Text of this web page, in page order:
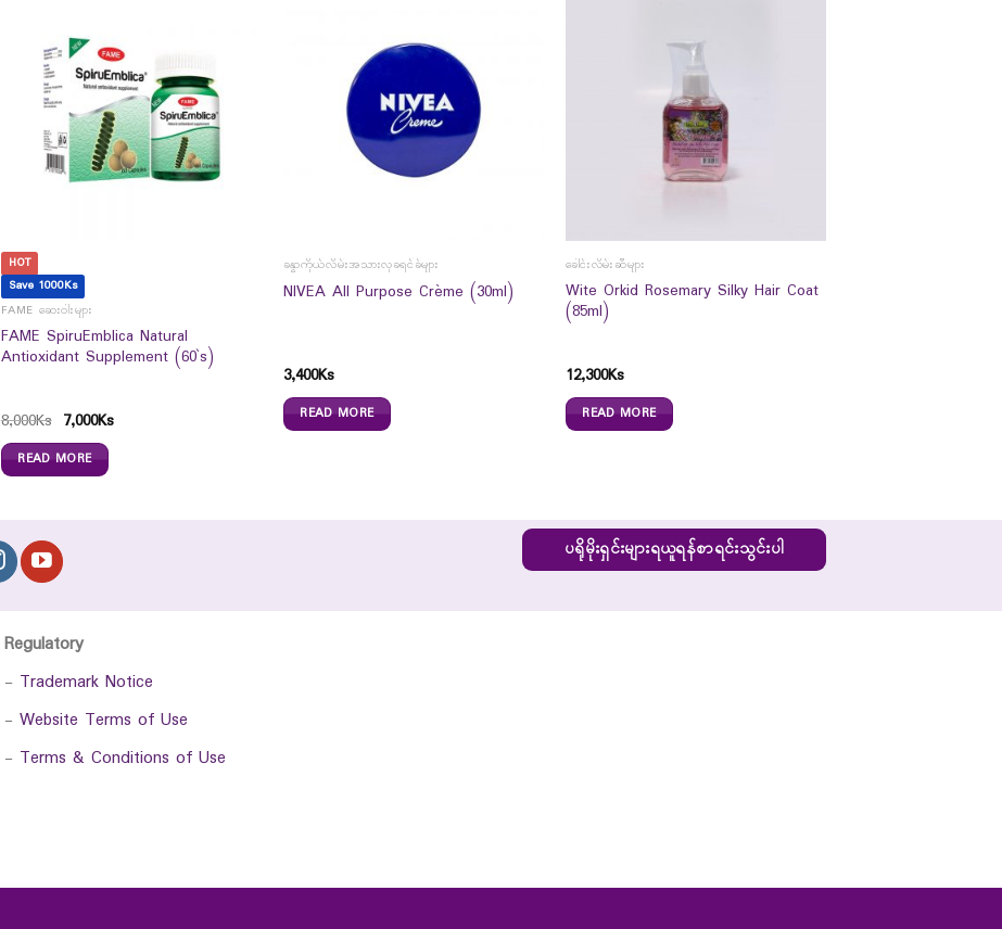
HOT
Save 1000Ks
FAME ဆေးဝါးများ
FAME SpiruEmblica Natural
Antioxidant Supplement (60`s)
8,000Ks 7,000Ks
READ MORE
ခန္ဓာကိုယ်လိမ်းအသားလှခရင်ခ်များ
NIVEA All Purpose Crème (30ml)
3,400Ks
READ MORE
ခေါင်းလိမ်းဆီများ
Wite Orkid Rosemary Silky Hair Coat
(85ml)
12,300Ks
READ MORE
ပရိုမိုးရှင်းများရယူရန်စာရင်းသွင်းပါ
Regulatory
- Trademark Notice
- Website Terms of Use
- Terms & Conditions of Use